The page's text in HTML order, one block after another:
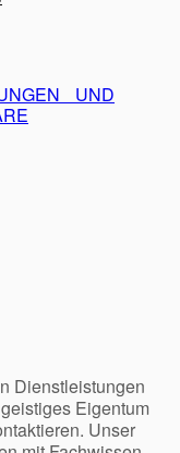
UND
Dienstleistungen
Eigentum
Unser